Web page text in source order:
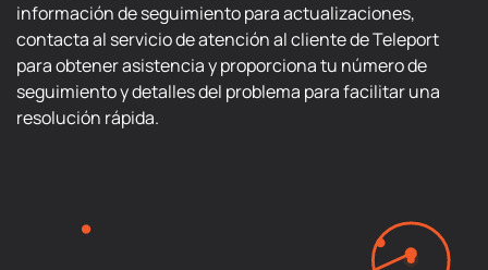
información de seguimiento para actualizaciones,
contacta al servicio de atención al cliente de Teleport
para obtener asistencia y proporciona tu número de
seguimiento y detalles del problema para facilitar una
resolución rápida.